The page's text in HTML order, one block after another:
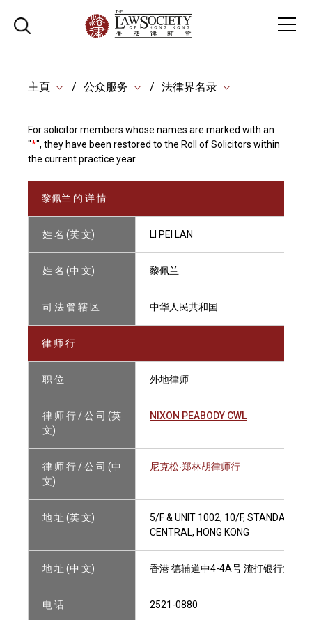
主頁 公众服务 法律界名录
For solicitor members whose names are marked with an
"*", they have been restored to the Roll of Solicitors within
the current practice year.
黎佩兰 的 详 情
姓 名 (英 文) LI PEI LAN
姓 名 (中 文) 黎佩兰
司 法 管 辖 区 中华人民共和国
律 师 行
职 位 外地律师
律 师 行 / 公 司 (英
文)
NIXON PEABODY CWL
律 师 行 / 公 司 (中
文)
尼克松‧郑林胡律师行
地 址 (英 文)
5/F & UNIT 1002, 10/F, STANDARD
CENTRAL, HONG KONG
地 址 (中 文) 香港 德辅道中4-4A号 渣打银行大厦5
电 话 2521-0880